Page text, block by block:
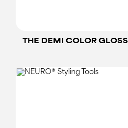
THE DEMI COLOR GLOSS